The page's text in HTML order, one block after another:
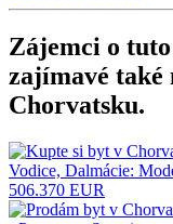
Zájemci o
zajímavé také
Chorvatsku.
Vodice, Dalmácie:
506.370 EUR